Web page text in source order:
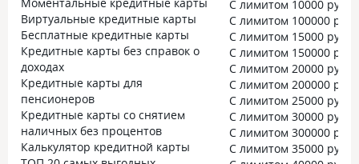
Виртуальные кредитные карты
Бесплатные кредитные карты
Кредитные карты без справок о
доходах
Кредитные карты для
пенсионеров
Кредитные карты со снятием
наличных без процентов
Калькулятор кредитной карты
С лимитом 10000
С лимитом 100000
С лимитом 15000
С лимитом 150000
С лимитом 20000
С лимитом 200000
С лимитом 25000
С лимитом 30000
С лимитом 300000
С лимитом 35000